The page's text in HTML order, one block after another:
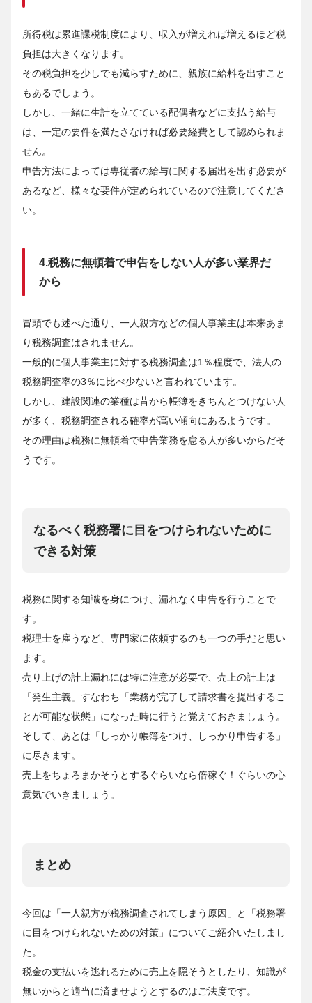
所得税は累進課税制度により、収入が増えれば増えるほど税
負担は大きくなります。
その税負担を少しでも減らすために、親族に給料を出すこと
もあるでしょう。
しかし、一緒に生計を立てている配偶者などに支払う給与
は、一定の要件を満たさなければ必要経費として認められま
せん。
申告方法によっては専従者の給与に関する届出を出す必要が
あるなど、様々な要件が定められているので注意してくださ
い。
4.税務に無頓着で申告をしない人が多い業界だ
から
冒頭でも述べた通り、一人親方などの個人事業主は本来あま
り税務調査はされません。
一般的に個人事業主に対する税務調査は1％程度で、法人の
税務調査率の3％に比べ少ないと言われています。
しかし、建設関連の業種は昔から帳簿をきちんとつけない人
が多く、税務調査される確率が高い傾向にあるようです。
その理由は税務に無頓着で申告業務を怠る人が多いからだそ
うです。
なるべく税務署に目をつけられないために
できる対策
税務に関する知識を身につけ、漏れなく申告を行うことで
す。
税理士を雇うなど、専門家に依頼するのも一つの手だと思い
ます。
売り上げの計上漏れには特に注意が必要で、売上の計上は
「発生主義」すなわち「業務が完了して請求書を提出するこ
とが可能な状態」になった時に行うと覚えておきましょう。
そして、あとは「しっかり帳簿をつけ、しっかり申告する」
に尽きます。
売上をちょろまかそうとするぐらいなら倍稼ぐ！ぐらいの心
意気でいきましょう。
まとめ
今回は「一人親方が税務調査されてしまう原因」と「税務署
に目をつけられないための対策」についてご紹介いたしまし
た。
税金の支払いを逃れるために売上を隠そうとしたり、知識が
無いからと適当に済ませようとするのはご法度です。